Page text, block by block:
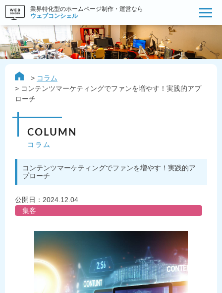
業界特化型のホームページ制作・運営なら
ウェブコンシェル
コラム
コンテンツマーケティングでファンを増やす！実践的アプ
ローチ
COLUMN
コラム
コンテンツマーケティングでファンを増やす！実践的ア
プローチ
公開日： 2024.12.04
集客